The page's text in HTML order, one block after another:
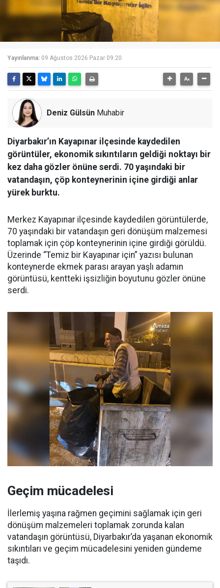
Yayınlanma: 09 Ağustos 2026 Pazar 09:20
Deniz Gülsün Muhabir
Diyarbakır’ın Kayapınar ilçesinde kaydedilen
görüntüler, ekonomik sıkıntıların geldiği noktayı bir
kez daha gözler önüne serdi. 70 yaşındaki bir
vatandaşın, çöp konteynerinin içine girdiği anlar
yürek burktu.
Merkez Kayapınar ilçesinde kaydedilen görüntülerde,
70 yaşındaki bir vatandaşın geri dönüşüm malzemesi
toplamak için çöp konteynerinin içine girdiği görüldü.
Üzerinde “Temiz bir Kayapınar için” yazısı bulunan
konteynerde ekmek parası arayan yaşlı adamın
görüntüsü, kentteki işsizliğin boyutunu gözler önüne
serdi.
Geçim mücadelesi
İlerlemiş yaşına rağmen geçimini sağlamak için geri
dönüşüm malzemeleri toplamak zorunda kalan
vatandaşın görüntüsü, Diyarbakır’da yaşanan ekonomik
sıkıntıları ve geçim mücadelesini yeniden gündeme
taşıdı.